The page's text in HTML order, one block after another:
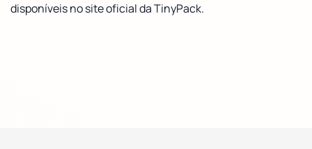
disponíveis no site oficial da TinyPack.